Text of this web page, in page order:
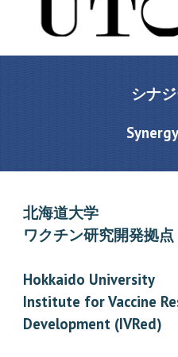
シナ
北海道大学
ワクチン研究開発拠点
Hokkaido University
Institute for Vaccine
Development (IVRed)